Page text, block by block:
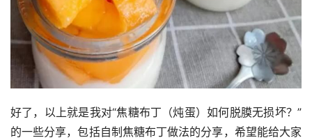
好了，以上就是我对“焦糖布丁（炖蛋）如何脱膜无损坏？”
的一些分享，包括自制焦糖布丁做法的分享，希望能给大家